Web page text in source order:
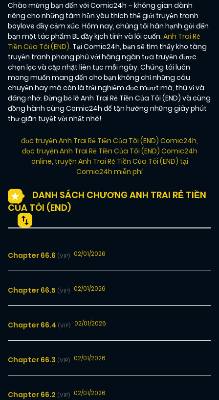
Chào mừng bạn đến với Comic24h – không gian dành
riêng cho những tâm hồn yêu thích thế giới truyện tranh
boylove đầy cảm xúc. Hôm nay, chúng tôi hân hạnh gửi đến
bạn một tác phẩm BL đầy kịch tính và lôi cuốn: Anh Trai Rẻ
Tiền Của Tôi (END). Tại Comic24h, bạn sẽ tìm thấy kho tàng
truyện tranh phong phú với hàng ngàn tựa truyện được
chọn lọc và cập nhật liên tục mỗi ngày. Chúng tôi luôn
mong muốn mang đến cho bạn không chỉ những câu
chuyện hay mà còn là trải nghiệm đọc mượt mà, thú vị và
đáng nhớ. Đừng bỏ lỡ Anh Trai Rẻ Tiền Của Tôi (END) và cùng
đồng hành cùng Comic24h để tận hưởng những giây phút
thư giãn tuyệt vời nhất nhé!
đọc truyện Anh Trai Rẻ Tiền Của Tôi (END) Comic24h,
đọc truyện Anh Trai Rẻ Tiền Của Tôi (END) Comic24h
online, truyện Anh Trai Rẻ Tiền Của Tôi (END) tại
Comic24h miễn phí
DANH SÁCH CHƯƠNG ANH TRAI RẺ TIỀN
CỦA TÔI (END)
Chapter 66.6 (VIP) 02/01/2026
Chapter 66.5 (VIP) 02/01/2026
Chapter 66.4 (VIP) 02/01/2026
Chapter 66.3 (VIP) 02/01/2026
Chapter 66.2 (VIP) 02/01/2026